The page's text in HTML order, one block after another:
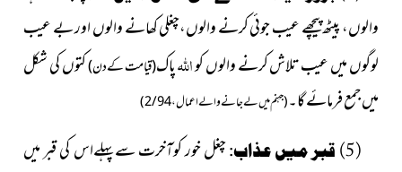
والوں،پیٹھ پیچھے عیب جوئی کرنے والوں،چغلی کھانے والوں اور بے عیب
لوگوں میں عیب تلاش کرنے والوں کواللہپاک(قیامت کے دن)کتوں کی شکل
میں جمع فرمائے گا۔(جہنم میں لے جانے والے اعمال، 2/94)
(5) قبر میں عذاب:
چغل خور کوآخرت سےپہلےاس کی قبر میں